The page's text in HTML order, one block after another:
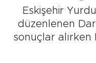
Eskişehir
düzenlenen
sonuçlar